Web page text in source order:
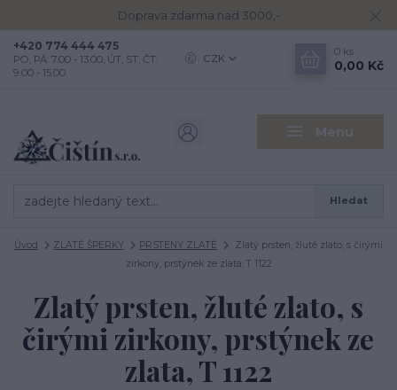
Doprava zdarma nad 3000,-
Menu
CZK
Hledat
+420 774 444 475
PO, PÁ: 7.00 - 13.00, ÚT, ST, ČT:
9.00 - 15.00
0 ks
0,00 Kč
Úvod ZLATÉ ŠPERKY PRSTENY ZLATÉ
Zlatý prsten, žluté zlato, s čirými
zirkony, prstýnek ze zlata, T 1122
Zlatý prsten, žluté zlato, s
čirými zirkony, prstýnek ze
zlata, T 1122